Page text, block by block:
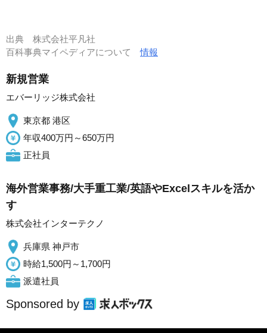
出典 株式会社平凡社
百科事典マイペディアについて情報
新規営業
エバーリッジ株式会社
東京都 港区
年収400万円～650万円
正社員
海外営業事務/大手重工業/英語やExcelスキルを活か
す
株式会社インターテクノ
兵庫県 神戸市
時給1,500円～1,700円
派遣社員
Sponsored by